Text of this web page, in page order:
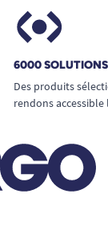
6000
Des produits
rendons